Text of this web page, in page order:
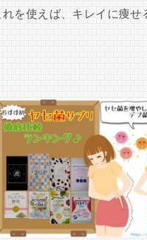
れを使えば、キレイに痩せ